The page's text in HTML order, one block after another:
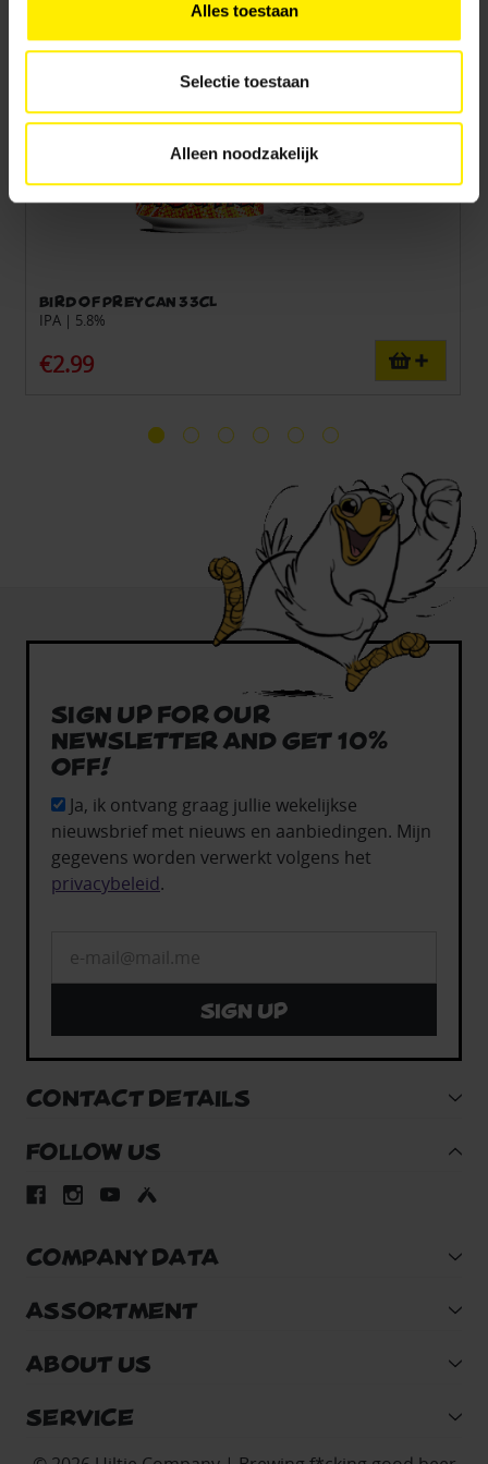
doelen. Je kunt je keuze achteraf altijd aanpassen of
intrekken via hetcookiebeleid(vindbaar onderaan de
Alles toestaan
Selectie toestaan
Alleen noodzakelijk
Bird of Prey can 33cl
IPA | 5.8%
€2.99
Sign up for our
newsletter and get 10%
off!
Ja, ik ontvang graag jullie wekelijkse
nieuwsbrief met nieuws en aanbiedingen. Mijn
gegevens worden verwerkt volgens het
privacybeleid.
Sign up
CONTACT DETAILS
FOLLOW US
COMPANY DATA
ASSORTMENT
ABOUT US
SERVICE